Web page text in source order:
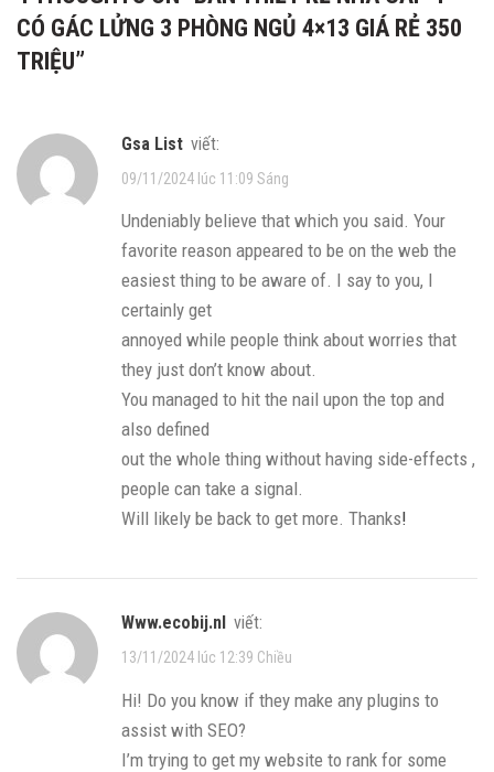
CÓ GÁC LỬNG 3 PHÒNG NGỦ 4×13 GIÁ RẺ 350
TRIỆU”
gsa List viết:
09/11/2024 lúc 11:09 Sáng
Undeniably believe that which you said. Your
favorite reason appeared to be on the web the
easiest thing to be aware of. I say to you, I
certainly get
annoyed while people think about worries that
they just don’t know about.
You managed to hit the nail upon the top and
also defined
out the whole thing without having side-effects ,
people can take a signal.
Will likely be back to get more. Thanks!
www.ecobij.nl viết:
13/11/2024 lúc 12:39 Chiều
Hi! Do you know if they make any plugins to
assist with SEO?
I’m trying to get my website to rank for some